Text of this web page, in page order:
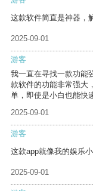
这款软件简直是神器，
2025-09-01
游客
我一直在寻找一款功能
款软件的功能非常强大
单，即使是小白也能快
2025-09-01
游客
这款app就像我的娱乐
2025-09-01